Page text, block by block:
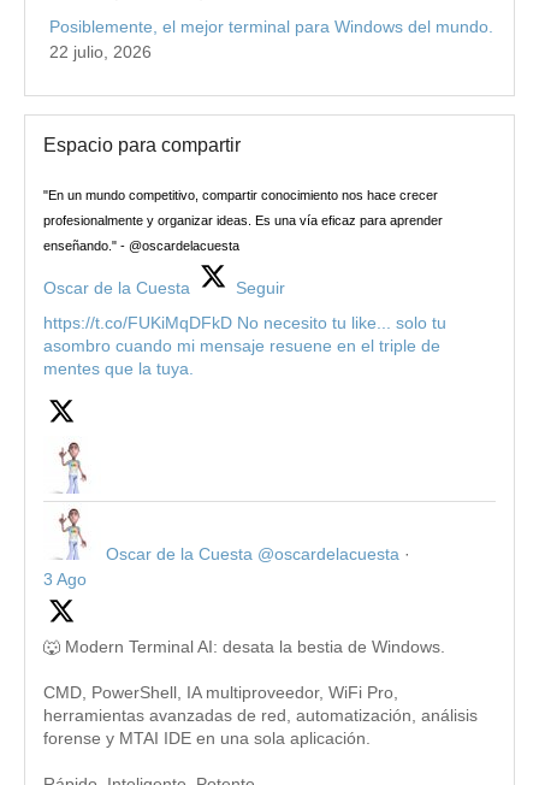
Posiblemente, el mejor terminal para Windows del mundo.
22 julio, 2026
Espacio para compartir
"En un mundo competitivo, compartir conocimiento nos hace crecer
profesionalmente y organizar ideas. Es una vía eficaz para aprender
enseñando." - @oscardelacuesta
Oscar de la Cuesta
Seguir
https://t.co/FUKiMqDFkD No necesito tu like... solo tu
asombro cuando mi mensaje resuene en el triple de
mentes que la tuya.
Oscar de la Cuesta @oscardelacuesta ·
3 Ago
🐺 Modern Terminal AI: desata la bestia de Windows.
CMD, PowerShell, IA multiproveedor, WiFi Pro,
herramientas avanzadas de red, automatización, análisis
forense y MTAI IDE en una sola aplicación.